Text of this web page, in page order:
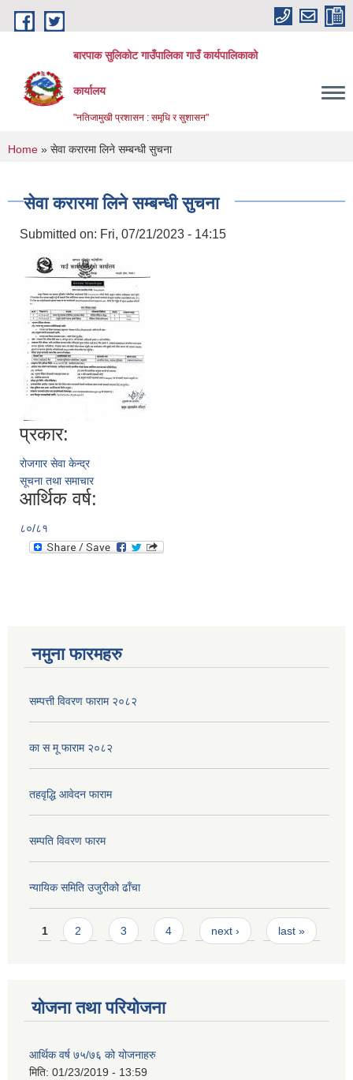
Skip to main content
बारपाक सुलिकोट गाउँपालिका गाउँ कार्यपालिकाको
कार्यालय
"नतिजामुखी प्रशासन : समृधि र सुशासन"
You are here
Home » सेवा करारमा लिने सम्बन्धी सुचना
सेवा करारमा लिने सम्बन्धी सुचना
Submitted on: Fri, 07/21/2023 - 14:15
प्रकार:
रोजगार सेवा केन्द्र
सूचना तथा समाचार
आर्थिक वर्ष:
८०/८१
नमुना फारमहरु
सम्पत्ती विवरण फाराम २०८२
का स मू फाराम २०८२
तहवृद्धि आवेदन फाराम
सम्पति विवरण फारम
न्यायिक समिति उजुरीको ढाँचा
Pages
1 2 3 4 next › last »
योजना तथा परियोजना
आर्थिक वर्ष ७५/७६ को योजनाहरु
मिति: 01/23/2019 - 13:59